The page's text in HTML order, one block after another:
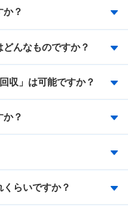
？
んなものですか？
収」は可能ですか？
？
らいですか？